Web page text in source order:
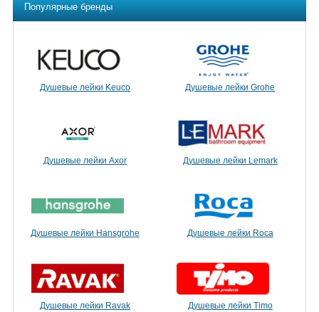
Популярные бренды
Душевые лейки Keuco Душевые лейки Grohe
Душевые лейки Axor Душевые лейки Lemark
Душевые лейки Hansgrohe Душевые лейки Roca
Душевые лейки Ravak Душевые лейки Timo